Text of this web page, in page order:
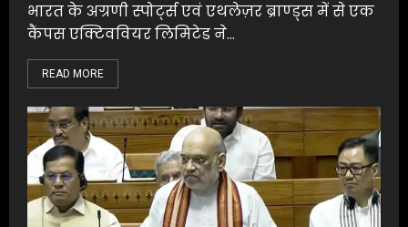
भारत के अग्रणी स्पोर्ट्स एवं एथलेज़र ब्राण्ड्स में से एक
कैंपस एक्टिववियर लिमिटेड ने...
READ MORE